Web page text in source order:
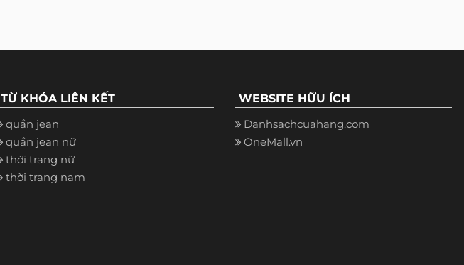
TỪ KHÓA LIÊN KẾT
quần jean
quần jean nữ
thời trang nữ
thời trang nam
WEBSITE HỮU ÍCH
Danhsachcuahang.com
OneMall.vn